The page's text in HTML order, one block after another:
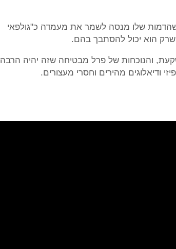
שלו מנסה לשמר את מעמדה כ"גולפאי
שרק הוא יכול להסתבך בהם.
והנוכחות של פרל מבטיחה שזה יהיה הרבה
ודיאלוגים מהירים וחסרי מעצורים.